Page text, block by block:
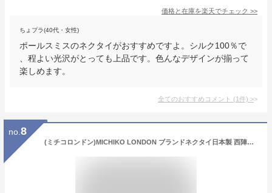
価格と在庫を楽天でチェック >>
ちょプラ(40代・女性)
ポールスミスのネクタイがおすすめですよ。シルク100％で
、程よい光沢がとっても上品です。色んなデザインが揃って
楽しめます。
全てのおすすめコメント (1件) >
no. 8
(ミチコロンドン)MICHIKO LONDON ブランドネクタイ日本製 西陣織 MICHIKO-SET-Ｈ18